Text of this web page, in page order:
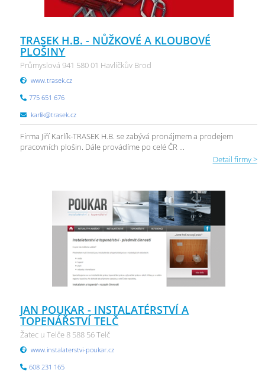
TRASEK H.B. - NŮŽKOVÉ A KLOUBOVÉ
PLOŠINY
Průmyslová 941 580 01 Havlíčkův Brod
www.trasek.cz
775 651 676
karlik@trasek.cz
Firma Jiří Karlík-TRASEK H.B. se zabývá pronájmem a prodejem
pracovních plošin. Dále provádíme po celé ČR ...
Detail firmy >
JAN POUKAR - INSTALATÉRSTVÍ A
TOPENÁŘSTVÍ TELČ
Žatec u Telče 8 588 56 Telč
www.instalaterstvi-poukar.cz
608 231 165